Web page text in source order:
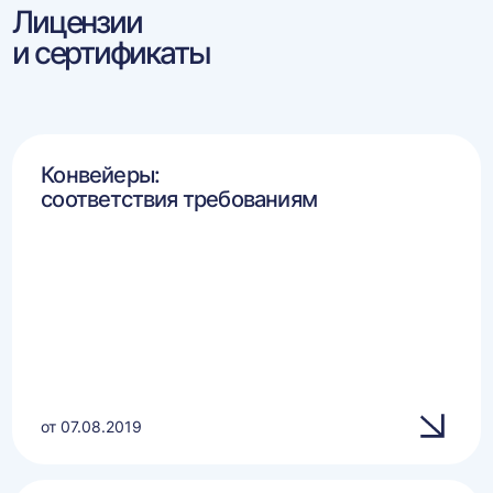
Лицензии
и сертификаты
Конвейеры:
соответствия требованиям
от 07.08.2019